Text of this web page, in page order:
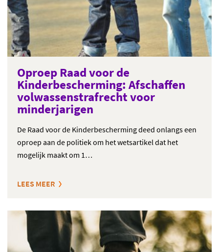
Oproep Raad voor de
Kinderbescherming: Afschaffen
volwassenstrafrecht voor
minderjarigen
De Raad voor de Kinderbescherming deed onlangs een
oproep aan de politiek om het wetsartikel dat het
mogelijk maakt om 1…
LEES MEER